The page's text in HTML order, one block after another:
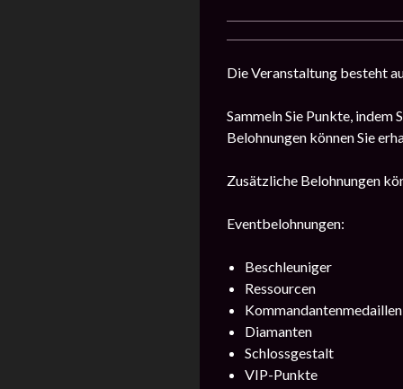
Die Veranstaltung besteht
Sammeln Sie Punkte, indem
Belohnungen können Sie
Zusätzliche Belohnungen
Eventbelohnungen:
Beschleuniger
Ressourcen
Kommandantenmedaillen
Diamanten
Schlossgestalt
VIP-Punkte